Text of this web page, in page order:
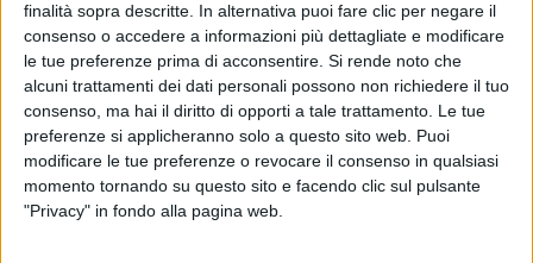
finalità sopra descritte. In alternativa puoi fare clic per negare il
consenso o accedere a informazioni più dettagliate e modificare
le tue preferenze prima di acconsentire. Si rende noto che
alcuni trattamenti dei dati personali possono non richiedere il tuo
consenso, ma hai il diritto di opporti a tale trattamento. Le tue
preferenze si applicheranno solo a questo sito web. Puoi
modificare le tue preferenze o revocare il consenso in qualsiasi
momento tornando su questo sito e facendo clic sul pulsante
"Privacy" in fondo alla pagina web.
tema “Crescere e guardare al futuro”, partendo
proprio dalla suastoriae dalla suaesperienza.
Davanti a lei, nella sede centrale dell’ONU, ci sarà un
pubblico internazionale formato da2mila ragazzi tra
i 16 e i 17 anni.